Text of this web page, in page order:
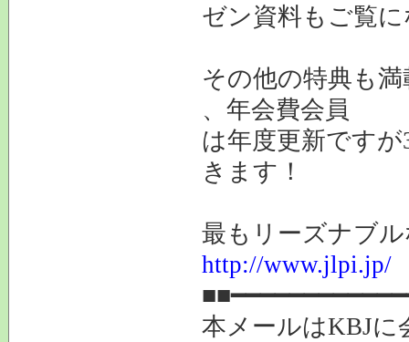
ゼン資料もご覧
その他の特典も
、年会費会員
は年度更新です
きます！
最もリーズナブ
http://www.jlpi.jp/
本メールはKBJに